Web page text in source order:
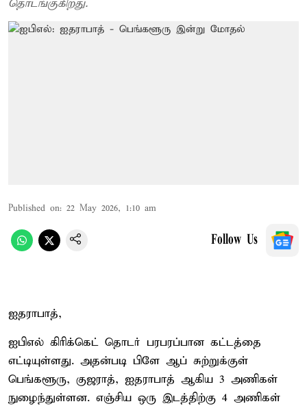
தொடங்குகிறது.
Published on: 22 May 2026, 1:10 am
Follow Us
ஐதராபாத்,
ஐபிஎல் கிரிக்கெட் தொடர் பரபரப்பான கட்டத்தை
எட்டியுள்ளது. அதன்படி பிளே ஆப் சுற்றுக்குள்
பெங்களூரு, குஜராத், ஐதராபாத் ஆகிய 3 அணிகள்
நுழைந்துள்ளன. எஞ்சிய ஒரு இடத்திற்கு 4 அணிகள்